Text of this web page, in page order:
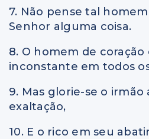
7. Não pense tal
Senhor alguma coisa.
8. O homem de coração
inconstante em todos
9. Mas glorie-se o irmão
exaltação,
10. E o rico em seu